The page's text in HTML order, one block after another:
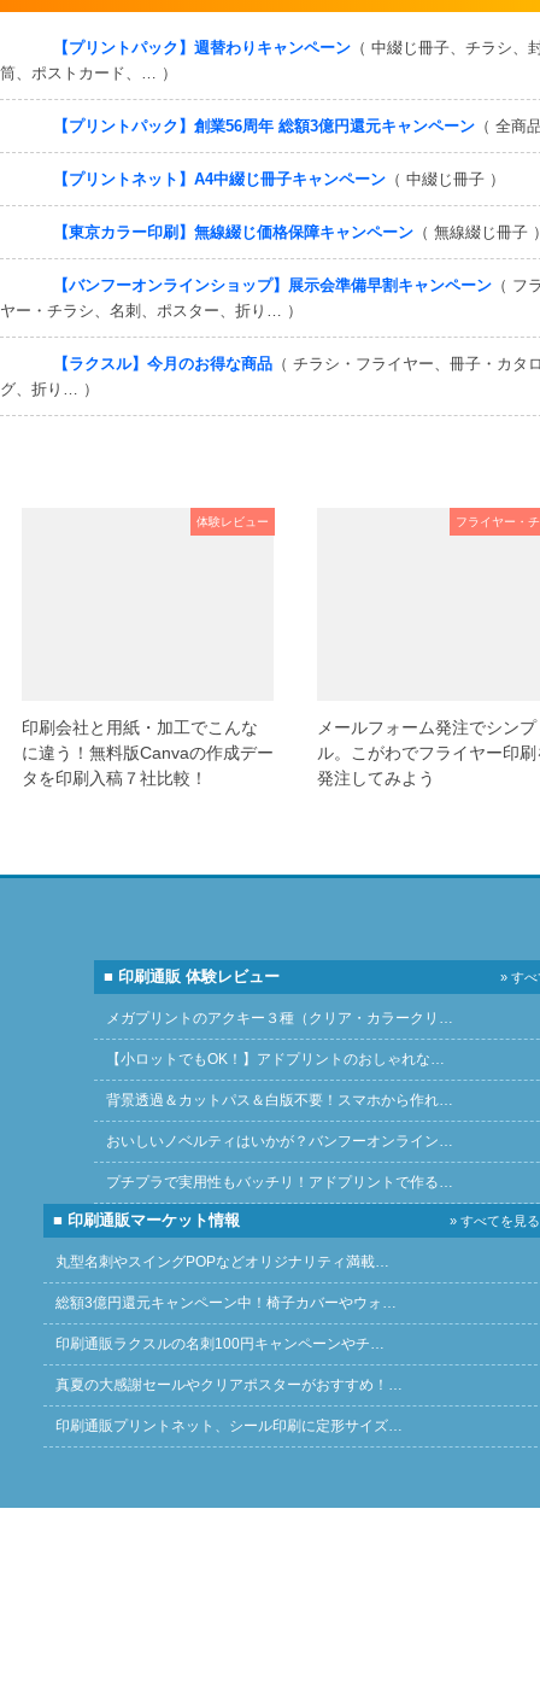
【プリントパック】週替わりキャンペーン （ 中綴じ冊子、チラシ、
筒、ポストカード、… ）
【プリントパック】創業56周年 総額3億円還元キャンペーン （ 全商
【プリントネット】A4中綴じ冊子キャンペーン （ 中綴じ冊子 ）
【東京カラー印刷】無線綴じ価格保障キャンペーン （ 無線綴じ冊子
【バンフーオンラインショップ】展示会準備早割キャンペーン （ フ
ヤー・チラシ、名刺、ポスター、折り… ）
【ラクスル】今月のお得な商品 （ チラシ・フライヤー、冊子・カタ
グ、折り… ）
体験レビュー
印刷会社と用紙・加工でこんな
に違う！無料版Canvaの作成デー
タを印刷入稿７社比較！
フライヤー・
メールフォーム発注でシンプ
ル。こがわでフライヤー印刷
発注してみよう
■ 印刷通販 体験レビュー » す
メガプリントのアクキー３種（クリア・カラークリ…
【小ロットでもOK！】アドプリントのおしゃれな…
背景透過＆カットパス＆白版不要！スマホから作れ…
おいしいノベルティはいかが？バンフーオンライン…
プチプラで実用性もバッチリ！アドプリントで作る…
■ 印刷通販マーケット情報 » すべてを見る
丸型名刺やスイングPOPなどオリジナリティ満載…
総額3億円還元キャンペーン中！椅子カバーやウォ…
印刷通販ラクスルの名刺100円キャンペーンやチ…
真夏の大感謝セールやクリアポスターがおすすめ！…
印刷通販プリントネット、シール印刷に定形サイズ…